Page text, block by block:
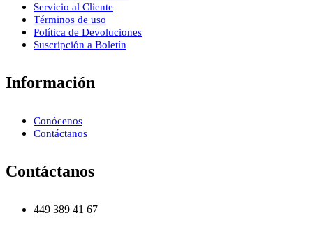
Servicio al Cliente
Términos de uso
Política de Devoluciones
Suscripción a Boletín
Información
Conócenos
Contáctanos
Contáctanos
449 389 41 67